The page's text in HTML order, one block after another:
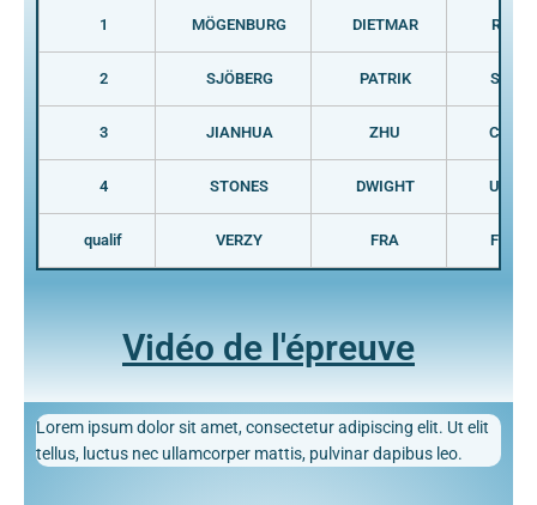
1 MÖGENBURG DIETMAR RFA
2 SJÖBERG PATRIK SUE
3 JIANHUA ZHU CHN
4 STONES DWIGHT USA
qualif VERZY FRA FRA
Vidéo de l'épreuve
Lorem ipsum dolor sit amet, consectetur adipiscing elit. Ut elit
tellus, luctus nec ullamcorper mattis, pulvinar dapibus leo.